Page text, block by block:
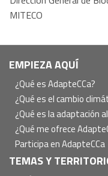
MITECO
Navegación
principal
EMPIEZA AQUÍ
¿Qué es AdapteCCa?
¿Qué es el cambio
¿Qué es la adaptación
¿Qué me ofrece
Participa en AdapteCCa
TEMAS Y